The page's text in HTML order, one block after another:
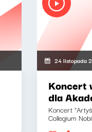
24 listopada
Koncert
dla
Koncert
Collegium